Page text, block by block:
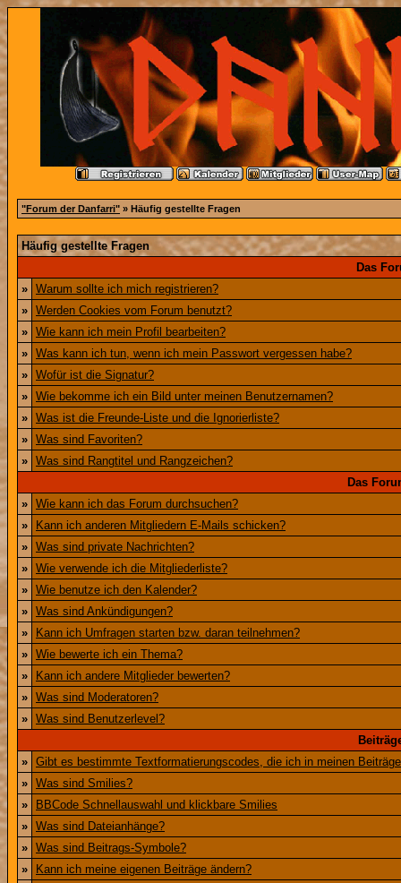
"Forum der Danfarri" » Häufig gestellte Fragen
Häufig gestellte Fragen
Das
» Warum sollte ich mich registrieren?
» Werden Cookies vom Forum benutzt?
» Wie kann ich mein Profil bearbeiten?
» Was kann ich tun, wenn ich mein Passwort vergessen habe?
» Wofür ist die Signatur?
» Wie bekomme ich ein Bild unter meinen Benutzernamen?
» Was ist die Freunde-Liste und die Ignorierliste?
» Was sind Favoriten?
» Was sind Rangtitel und Rangzeichen?
Das
» Wie kann ich das Forum durchsuchen?
»
Kann ich anderen Mitgliedern E-Mails schicken?
» Was sind private Nachrichten?
» Wie verwende ich die Mitgliederliste?
» Wie benutze ich den Kalender?
» Was sind Ankündigungen?
»
Kann ich Umfragen starten bzw. daran teilnehmen?
» Wie bewerte ich ein Thema?
»
Kann ich andere Mitglieder bewerten?
» Was sind Moderatoren?
» Was sind Benutzerlevel?
» Gibt es bestimmte Textformatierungscodes, die ich in meinen
» Was sind Smilies?
»
BBCode Schnellauswahl und klickbare Smilies
» Was sind Dateianhänge?
» Was sind Beitrags-Symbole?
»
Kann ich meine eigenen Beiträge ändern?